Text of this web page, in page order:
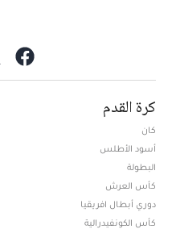
كرة القدم
كان
أسود الأطلس
البطولة
كأس العرش
دوري أبطال افريقيا
كأس الكونفيدرالية